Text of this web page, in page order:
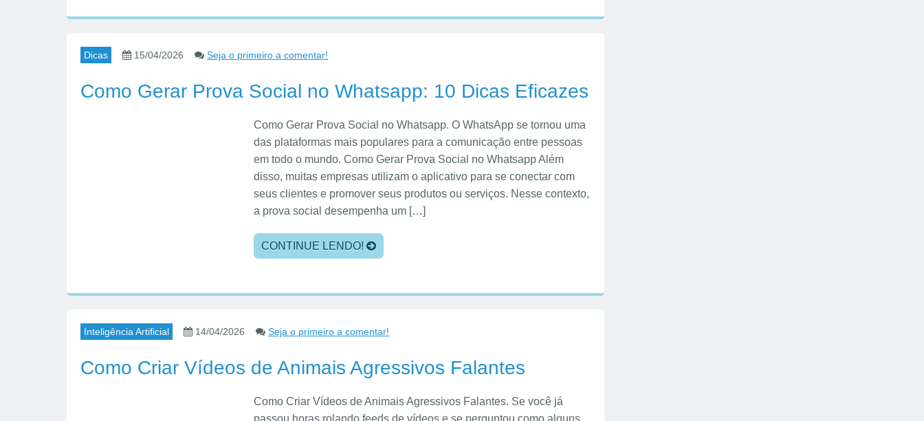
Dicas 15/04/2026 Seja o primeiro a comentar!
Como Gerar Prova Social no Whatsapp: 10 Dicas Eficazes
Como Gerar Prova Social no Whatsapp. O WhatsApp se tornou uma
das plataformas mais populares para a comunicação entre pessoas
em todo o mundo. Como Gerar Prova Social no Whatsapp Além
disso, muitas empresas utilizam o aplicativo para se conectar com
seus clientes e promover seus produtos ou serviços. Nesse contexto,
a prova social desempenha um […]
CONTINUE LENDO!
Inteligência Artificial 14/04/2026 Seja o primeiro a comentar!
Como Criar Vídeos de Animais Agressivos Falantes
Como Criar Vídeos de Animais Agressivos Falantes. Se você já